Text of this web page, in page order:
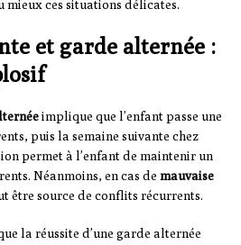
mieux ces situations délicates.
et garde alternée :
implique que l’enfant passe une
puis la semaine suivante chez
permet à l’enfant de maintenir un
Néanmoins, en cas de mauvaise
être source de conflits récurrents.
la réussite d’une garde alternée